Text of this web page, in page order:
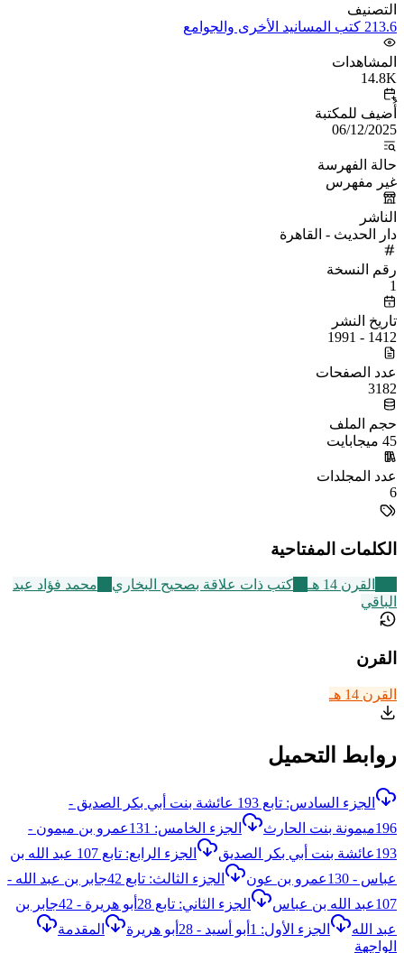
التصنيف
213.6 كتب المسانيد الأخرى والجوامع
المشاهدات
14.8K
أُضيف للمكتبة
06/12/2025
حالة الفهرسة
غير مفهرس
الناشر
دار الحديث - القاهرة
رقم النسخة
1
تاريخ النشر
1412 - 1991
عدد الصفحات
3182
حجم الملف
45 ميجابايت
عدد المجلدات
6
الكلمات المفتاحية
القرن 14 هـ كتب ذات علاقة بصحيح البخاري
محمد فؤاد عبد
الباقي
القرن
القرن 14 هـ
روابط التحميل
الجزء السادس: تابع 193 عائشة بنت أبي بكر الصديق -
196ميمونة بنت الحارث
الجزء الخامس: 131عمرو بن ميمون -
193عائشة بنت أبي بكر الصديق
الجزء الرابع: تابع 107 عبد الله بن
عباس - 130عمرو بن عون
الجزء الثالث: تابع 42جابر بن عبد الله -
107عبد الله بن عباس
الجزء الثاني: تابع 28أبو هريرة - 42جابر بن
عبد الله
الجزء الأول: 1أبو أسيد - 28أبو هريرة
المقدمة
الواجهة